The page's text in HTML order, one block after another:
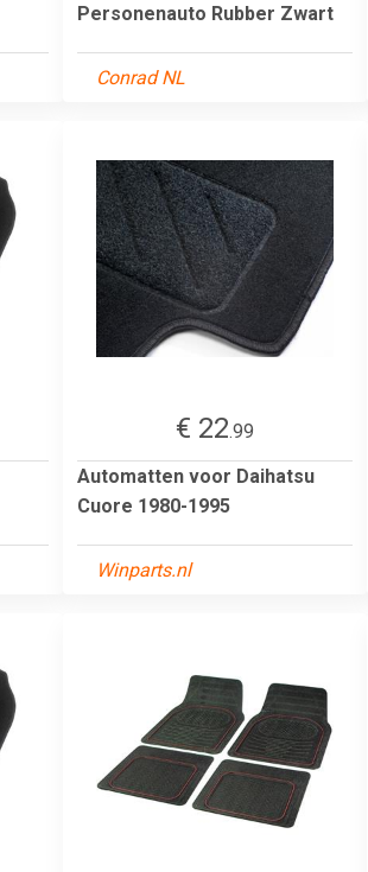
Personenauto Rubber Zwart
Conrad NL
€ 22.99
Automatten voor Daihatsu
Cuore 1980-1995
Winparts.nl